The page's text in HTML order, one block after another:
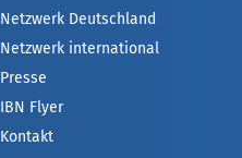
Netzwerk Deutschland
Netzwerk international
Presse
IBN Flyer
Kontakt